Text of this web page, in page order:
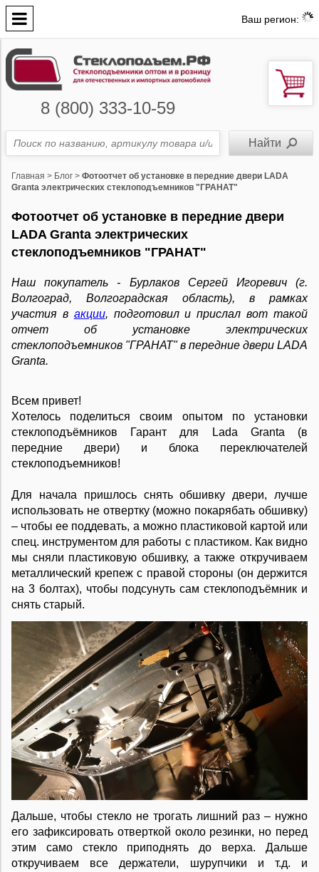
Ваш регион:
8 (800) 333-10-59
Главная > Блог > Фотоотчет об установке в передние двери LADA
Granta электрических стеклоподъемников "ГРАНАТ"
Фотоотчет об установке в передние двери
LADA Granta электрических
стеклоподъемников "ГРАНАТ"
Наш покупатель - Бурлаков Сергей Игоревич (г.
Волгоград, Волгоградская область), в рамках
участия в акции, подготовил и прислал вот такой
отчет об установке электрических
стеклоподъемников "ГРАНАТ" в передние двери LADA
Granta.
Всем привет!
Хотелось поделиться своим опытом по установки
стеклоподъёмников Гарант для Lada Granta (в
передние двери) и блока переключателей
стеклоподъемников!
Для начала пришлось снять обшивку двери, лучше
использовать не отвертку (можно покарябать обшивку)
– чтобы ее поддевать, а можно пластиковой картой или
спец. инструментом для работы с пластиком. Как видно
мы сняли пластиковую обшивку, а также откручиваем
металлический крепеж с правой стороны (он держится
на 3 болтах), чтобы подсунуть сам стеклоподъёмник и
снять старый.
Дальше, чтобы стекло не трогать лишний раз – нужно
его зафиксировать отверткой около резинки, но перед
этим само стекло приподнять до верха. Дальше
откручиваем все держатели, шурупчики и т.д. и